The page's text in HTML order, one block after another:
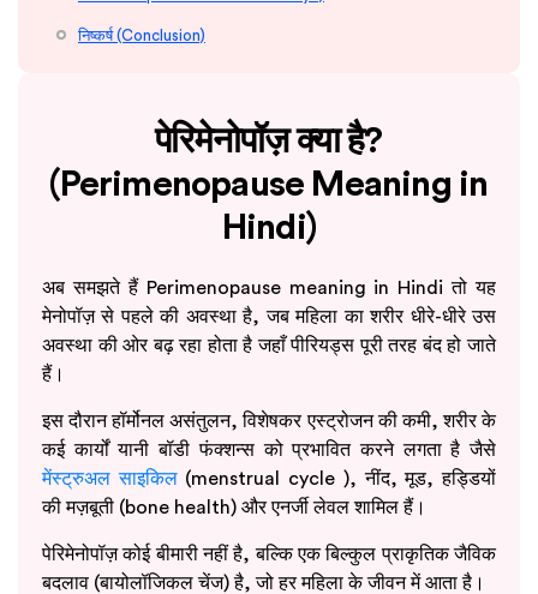
निष्कर्ष (Conclusion)
पेरिमेनोपॉज़ क्या है?
(Perimenopause Meaning in
Hindi)
अब समझते हैं Perimenopause meaning in Hindi तो यह
मेनोपॉज़ से पहले की अवस्था है, जब महिला का शरीर धीरे-धीरे उस
अवस्था की ओर बढ़ रहा होता है जहाँ पीरियड्स पूरी तरह बंद हो जाते
हैं।
इस दौरान हॉर्मोनल असंतुलन, विशेषकर एस्ट्रोजन की कमी, शरीर के
कई कार्यों यानी बॉडी फंक्शन्स को प्रभावित करने लगता है जैसे
मेंस्ट्रुअल साइकिल(menstrual cycle ), नींद, मूड, हड्डियों
की मज़बूती (bone health) और एनर्जी लेवल शामिल हैं।
पेरिमेनोपॉज़ कोई बीमारी नहीं है, बल्कि एक बिल्कुल प्राकृतिक जैविक
बदलाव (बायोलॉजिकल चेंज) है, जो हर महिला के जीवन में आता है।